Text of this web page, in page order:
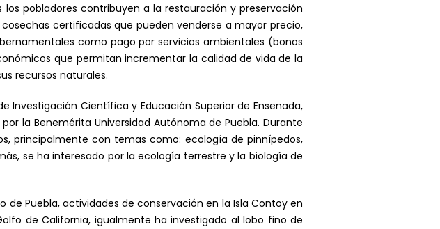
pobladores contribuyen a la restauración y preservación
certificadas que pueden venderse a mayor precio,
como pago por servicios ambientales (bonos
que permitan incrementar la calidad de vida de la
recursos naturales.
Investigación Científica y Educación Superior de Ensenada,
la Benemérita Universidad Autónoma de Puebla. Durante
principalmente con temas como: ecología de pinnípedos,
se ha interesado por la ecología terrestre y la biología de
Puebla, actividades de conservación en la Isla Contoy en
de California, igualmente ha investigado al lobo fino de